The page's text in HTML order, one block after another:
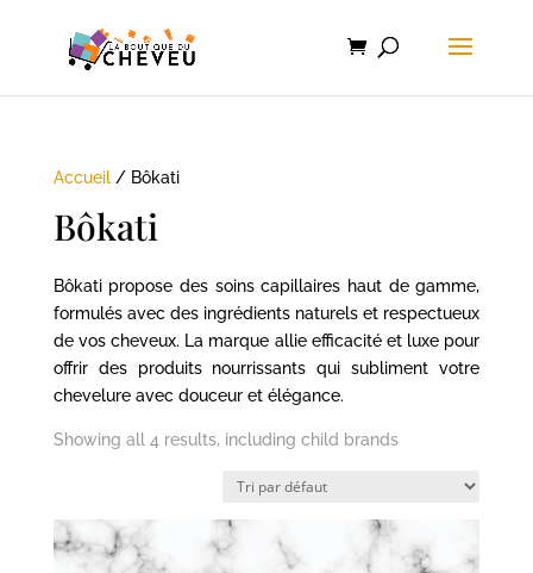
Accueil/ Bôkati
Bôkati
Bôkati propose des soins capillaires haut de gamme,
formulés avec des ingrédients naturels et respectueux
de vos cheveux. La marque allie efficacité et luxe pour
offrir des produits nourrissants qui subliment votre
chevelure avec douceur et élégance.
Showing all 4 results, including child brands